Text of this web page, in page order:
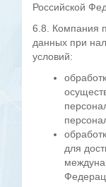
Российской
6.8. Компания
данных при
условий:
для